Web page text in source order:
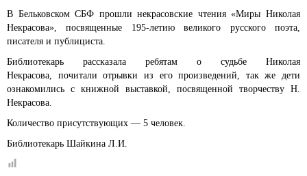
В Бельковском СБФ прошли некрасовские чтения «Миры Николая
Некрасова», посвященные 195-летию великого русского поэта,
писателя и публициста.
Библиотекарь рассказала ребятам о судьбе Николая
Некрасова, почитали отрывки из его произведений, так же дети
ознакомились с книжной выставкой, посвященной творчеству Н.
Некрасова.
Количество присутствующих — 5 человек.
Библиотекарь Шайкина Л.И.